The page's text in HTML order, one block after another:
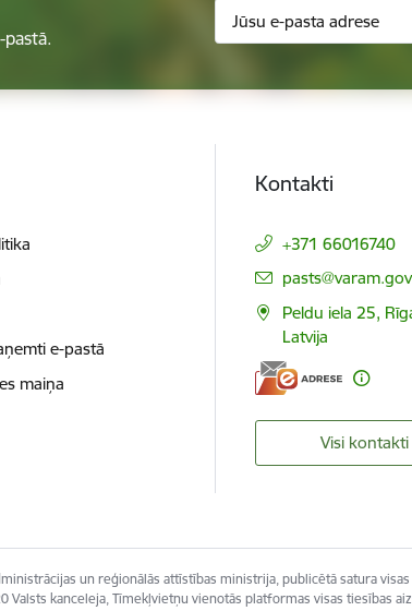
e-pastā
maiņa
Kontakti
+371 66016740
E-pasts:
Peldu iela 25,
Latvija
Visi kontakti
un reģionālās attīstības ministrija, publicētā satura
Valsts kanceleja, Tīmekļvietņu vienotās platformas visas tiesības